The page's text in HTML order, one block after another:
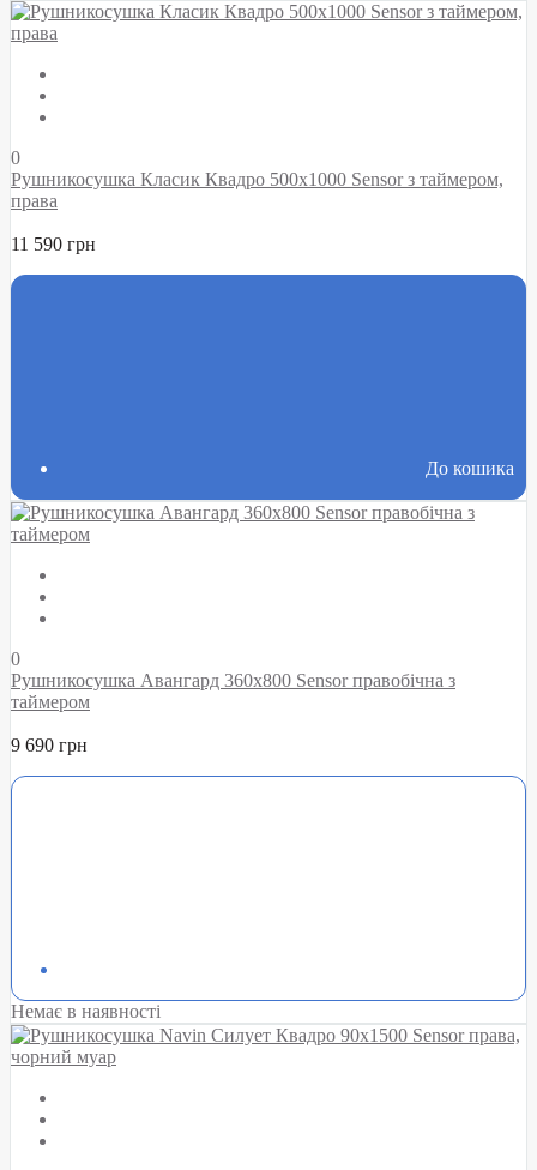
0
Рушникосушка Класик Квадро 500х1000 Sensor з таймером,
права
11 590 грн
До кошика
0
Рушникосушка Авангард 360х800 Sensor правобічна з
таймером
9 690 грн
Немає в наявності